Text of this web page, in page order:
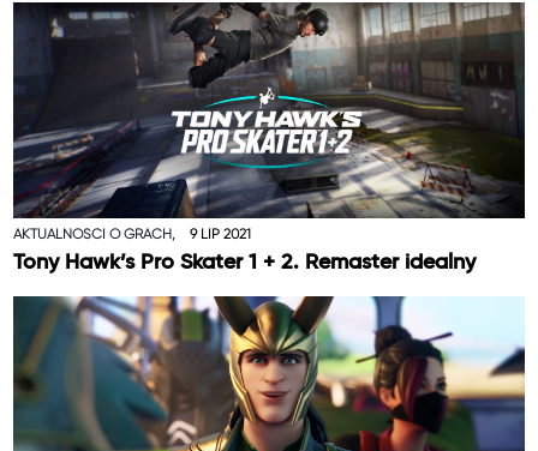
AKTUALNOŚCI O GRACH, 9 LIP 2021
Tony Hawk’s Pro Skater 1 + 2. Remaster idealny